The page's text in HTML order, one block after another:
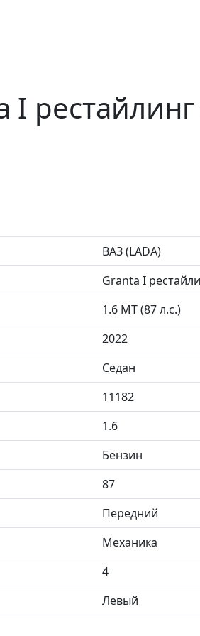
I
ВАЗ (LADA)
Granta I
1.6 MT (87 л.с.)
2022
Седан
11182
1.6
Бензин
87
Передний
Механика
4
Левый